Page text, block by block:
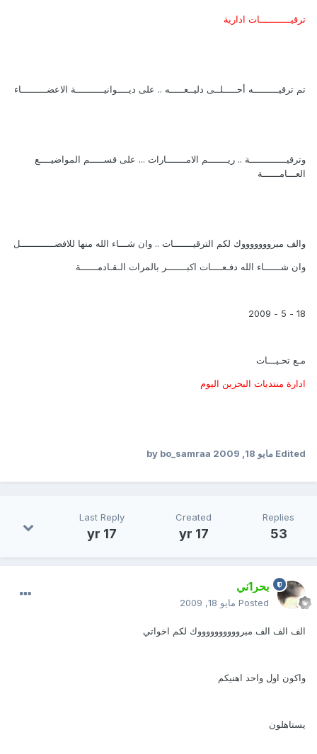
ترقيـــــــــــات ادارية
تم ترقيـــــــــه أحـــــلــى دليــعـــــه .. على ديــــوانيــــــــــة الاعضـــــــــاء
وترقيـــــــــــــة .. ريـــــــم الامـــــــارات ... على قســـــم المواضيــــع
العـــامــــــة
والف مبروووووووك لكم الترقيـــــــات .. وان شـــاء الله منها للافضــــــــــــل
وان شــــــاء الله دفـعــــات اكبـــــــر بالمرات الـقـادمــــــة
18 - 5 - 2009
مـع تحـيـــات
ادارة منتديات البحرين اليوم
Edited مايو 18, 2009 by bo_samraa
Replies
53
Created
17 yr
Last Reply
17 yr
بحر1ني
Posted مايو 18, 2009
الف الف الف مبرووووووووووك لكم اخواتي
واكون اول واحد اهنيكم
يستاهلون